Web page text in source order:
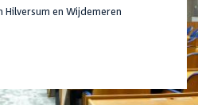
Hilversum en Wijdemeren